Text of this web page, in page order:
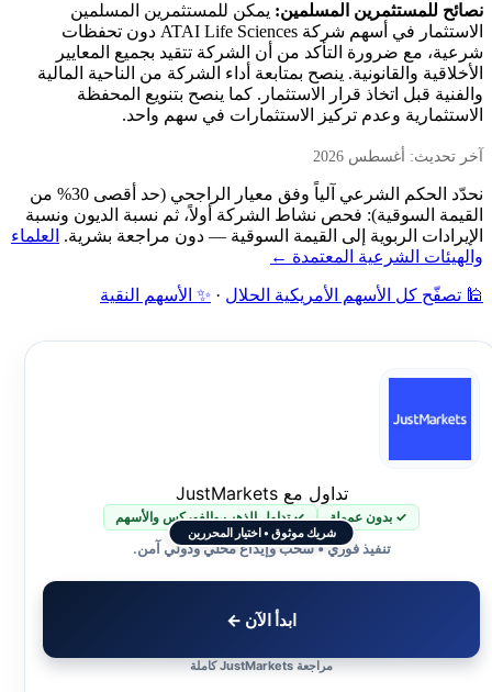
نصائح للمستثمرين المسلمين:يمكن للمستثمرين المسلمين
الاستثمار في أسهم شركة ATAI Life Sciences دون تحفظات
شرعية، مع ضرورة التأكد من أن الشركة تتقيد بجميع المعايير
الأخلاقية والقانونية. ينصح بمتابعة أداء الشركة من الناحية المالية
والفنية قبل اتخاذ قرار الاستثمار. كما ينصح بتنويع المحفظة
الاستثمارية وعدم تركيز الاستثمارات في سهم واحد.
آخر تحديث: أغسطس 2026
نحدّد الحكم الشرعي آلياً وفق معيار الراجحي (حد أقصى 30% من
القيمة السوقية): فحص نشاط الشركة أولاً، ثم نسبة الديون ونسبة
الإيرادات الربوية إلى القيمة السوقية — دون مراجعة بشرية. العلماء
والهيئات الشرعية المعتمدة ←
🕌 تصفّح كل الأسهم الأمريكية الحلال · ✨ الأسهم النقية
شريك موثوق • اختيار المحررين
تداول مع JustMarkets
✓ بدون عمولة ✓ تداول الذهب والفوركس والأسهم
تنفيذ فوري • سحب وإيداع محلي ودولي آمن.
ابدأ الآن ←
مراجعة JustMarkets كاملة